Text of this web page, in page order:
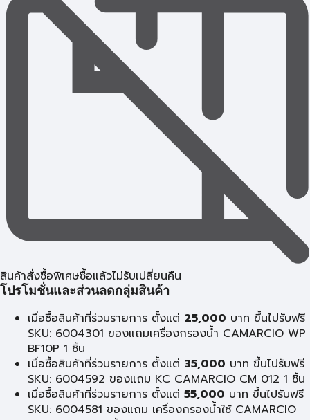
สินค้าสั่งซื้อพิเศษซื้อแล้วไม่รับเปลี่ยนคืน
โปรโมชั่นและส่วนลดกลุ่มสินค้า
เมื่อซื้อสินค้าที่ร่วมรายการ ตั้งแต่ 25,000 บาท ขึ้นไปรับฟรี
SKU: 6004301 ของแถมเครื่องกรองน้ำ CAMARCIO WP
BF10P 1 ชิ้น
เมื่อซื้อสินค้าที่ร่วมรายการ ตั้งแต่ 35,000 บาท ขึ้นไปรับฟรี
SKU: 6004592 ของแถม KC CAMARCIO CM 012 1 ชิ้น
เมื่อซื้อสินค้าที่ร่วมรายการ ตั้งแต่ 55,000 บาท ขึ้นไปรับฟรี
SKU: 6004581 ของแถม เครื่องกรองน้ำใช้ CAMARCIO